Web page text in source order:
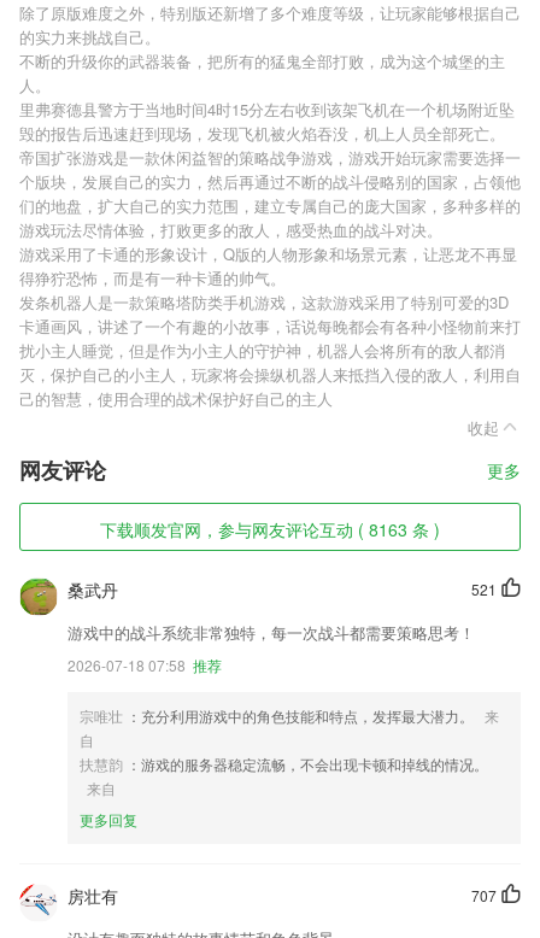
除了原版难度之外，特别版还新增了多个难度等级，让玩家能够根据自己
的实力来挑战自己。
不断的升级你的武器装备，把所有的猛鬼全部打败，成为这个城堡的主
人。
里弗赛德县警方于当地时间4时15分左右收到该架飞机在一个机场附近坠
毁的报告后迅速赶到现场，发现飞机被火焰吞没，机上人员全部死亡。
帝国扩张游戏是一款休闲益智的策略战争游戏，游戏开始玩家需要选择一
个版块，发展自己的实力，然后再通过不断的战斗侵略别的国家，占领他
们的地盘，扩大自己的实力范围，建立专属自己的庞大国家，多种多样的
游戏玩法尽情体验，打败更多的敌人，感受热血的战斗对决。
游戏采用了卡通的形象设计，Q版的人物形象和场景元素，让恶龙不再显
得狰狞恐怖，而是有一种卡通的帅气。
发条机器人是一款策略塔防类手机游戏，这款游戏采用了特别可爱的3D
卡通画风，讲述了一个有趣的小故事，话说每晚都会有各种小怪物前来打
扰小主人睡觉，但是作为小主人的守护神，机器人会将所有的敌人都消
灭，保护自己的小主人，玩家将会操纵机器人来抵挡入侵的敌人，利用自
己的智慧，使用合理的战术保护好自己的主人
收起
网友评论 更多
下载顺发官网，参与网友评论互动 ( 8163 条 )
521
桑武丹
游戏中的战斗系统非常独特，每一次战斗都需要策略思考！
2026-07-18 07:58 推荐
宗唯壮 ：充分利用游戏中的角色技能和特点，发挥最大潜力。
来
自
扶慧韵 ：游戏的服务器稳定流畅，不会出现卡顿和掉线的情况。
来自
更多回复
707
房壮有